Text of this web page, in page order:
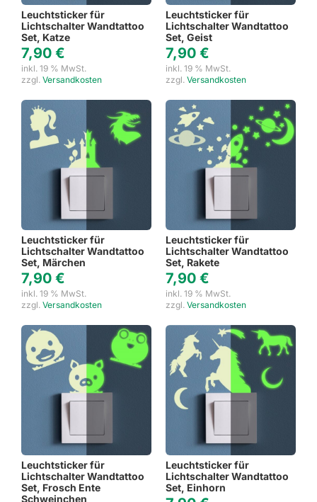
Leuchtsticker für
Lichtschalter Wandtattoo
Set, Katze
7,90 €
inkl. 19 % MwSt.
zzgl. Versandkosten
Leuchtsticker für
Lichtschalter Wandtattoo
Set, Geist
7,90 €
inkl. 19 % MwSt.
zzgl. Versandkosten
Leuchtsticker für
Lichtschalter Wandtattoo
Set, Märchen
7,90 €
inkl. 19 % MwSt.
zzgl. Versandkosten
Leuchtsticker für
Lichtschalter Wandtattoo
Set, Rakete
7,90 €
inkl. 19 % MwSt.
zzgl. Versandkosten
Leuchtsticker für
Lichtschalter Wandtattoo
Set, Frosch Ente
Schweinchen
Leuchtsticker für
Lichtschalter Wandtattoo
Set, Einhorn